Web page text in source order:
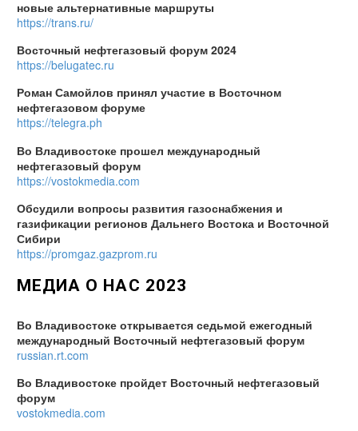
новые альтернативные маршруты
https://trans.ru/
Восточный нефтегазовый форум 2024
https://belugatec.ru
Роман Самойлов принял участие в Восточном
нефтегазовом форуме
https://telegra.ph
Во Владивостоке прошел международный
нефтегазовый форум
https://vostokmedia.com
Обсудили вопросы развития газоснабжения и
газификации регионов Дальнего Востока и Восточной
Сибири
https://promgaz.gazprom.ru
МЕДИА О НАС 2023
Во Владивостоке открывается седьмой ежегодный
международный Восточный нефтегазовый форум
russian.rt.com
Во Владивостоке пройдет Восточный нефтегазовый
форум
vostokmedia.com